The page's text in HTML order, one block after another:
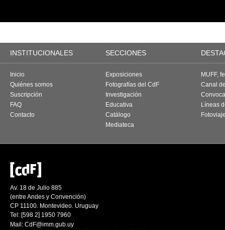
INSTITUCIONALES SECCIONES
Inicio
Quiénes somos
Suscripción
FAQ
Contacto
Exposiciones
Fotografías del CdF
Investigación
Educativa
Catálogo
Mediateca
MUFF,
Canal
Líneas
Av. 18 de Julio 885
(entre Andes y Convención)
CP 11100. Montevideo. Uruguay
Tel: [598 2] 1950 7960
Mail: CdF@imm.gub.uy